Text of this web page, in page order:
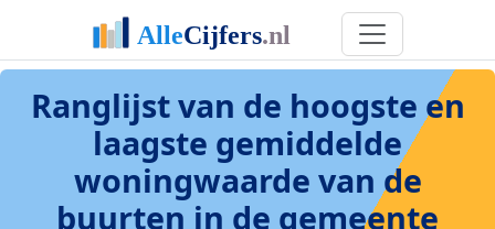
Ranglijst van de hoogste en
laagste gemiddelde
woningwaarde van de
buurten in de gemeente